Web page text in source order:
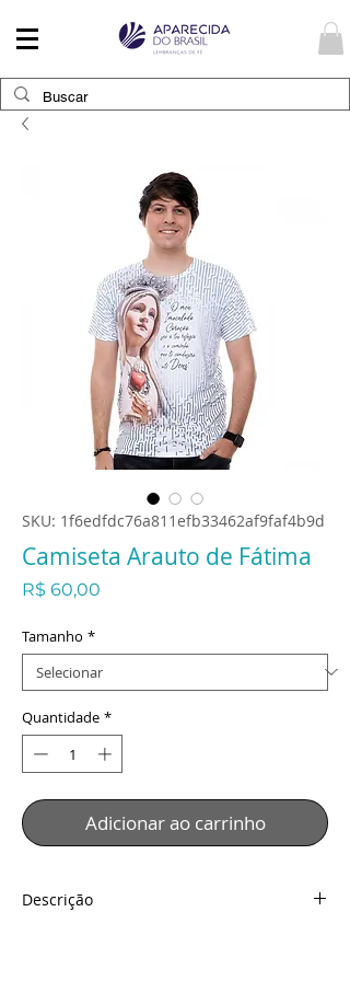
SKU: 1f6edfdc76a811efb33462af9faf4b9d
Camiseta Arauto de Fátima
R$ 60,00
Tamanho *
Quantidade *
Adicionar ao carrinho
Descrição